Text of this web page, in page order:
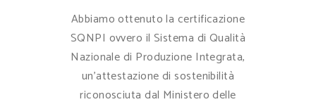
Abbiamo ottenuto la certificazione
SQNPI ovvero il Sistema di Qualità
Nazionale di Produzione Integrata,
un’attestazione di sostenibilità
riconosciuta dal Ministero delle